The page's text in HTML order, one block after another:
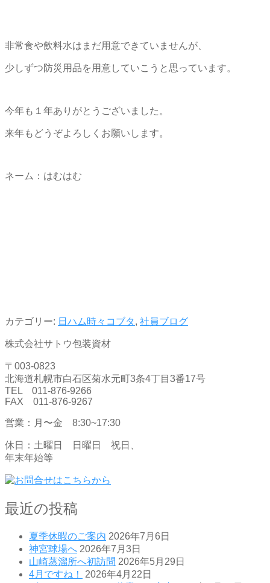
非常食や飲料水はまだ用意できていませんが、
少しずつ防災用品を用意していこうと思っています。
今年も１年ありがとうございました。
来年もどうぞよろしくお願いします。
ネーム：はむはむ
カテゴリー: 日ハム時々コブタ, 社員ブログ
株式会社サトウ包装資材
〒003-0823
北海道札幌市白石区菊水元町3条4丁目3番17号
TEL 011-876-9266
FAX 011-876-9267
営業：月〜金 8:30~17:30
休日：土曜日 日曜日 祝日、
年末年始等
最近の投稿
夏季休暇のご案内 2026年7月6日
神宮球場へ 2026年7月3日
山崎蒸溜所へ初訪問 2026年5月29日
4月ですね！
2026年4月22日